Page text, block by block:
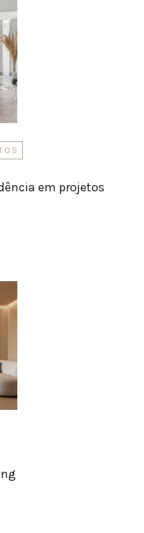
em projetos